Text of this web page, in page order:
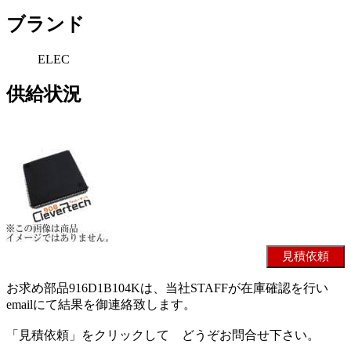
ブランド
ELEC
供給状況
お求め部品916D1B104Kは、当社STAFFが在庫確認を行い
emailにて結果を御連絡致します。
「見積依頼」をクリックして どうぞお問合せ下さい。